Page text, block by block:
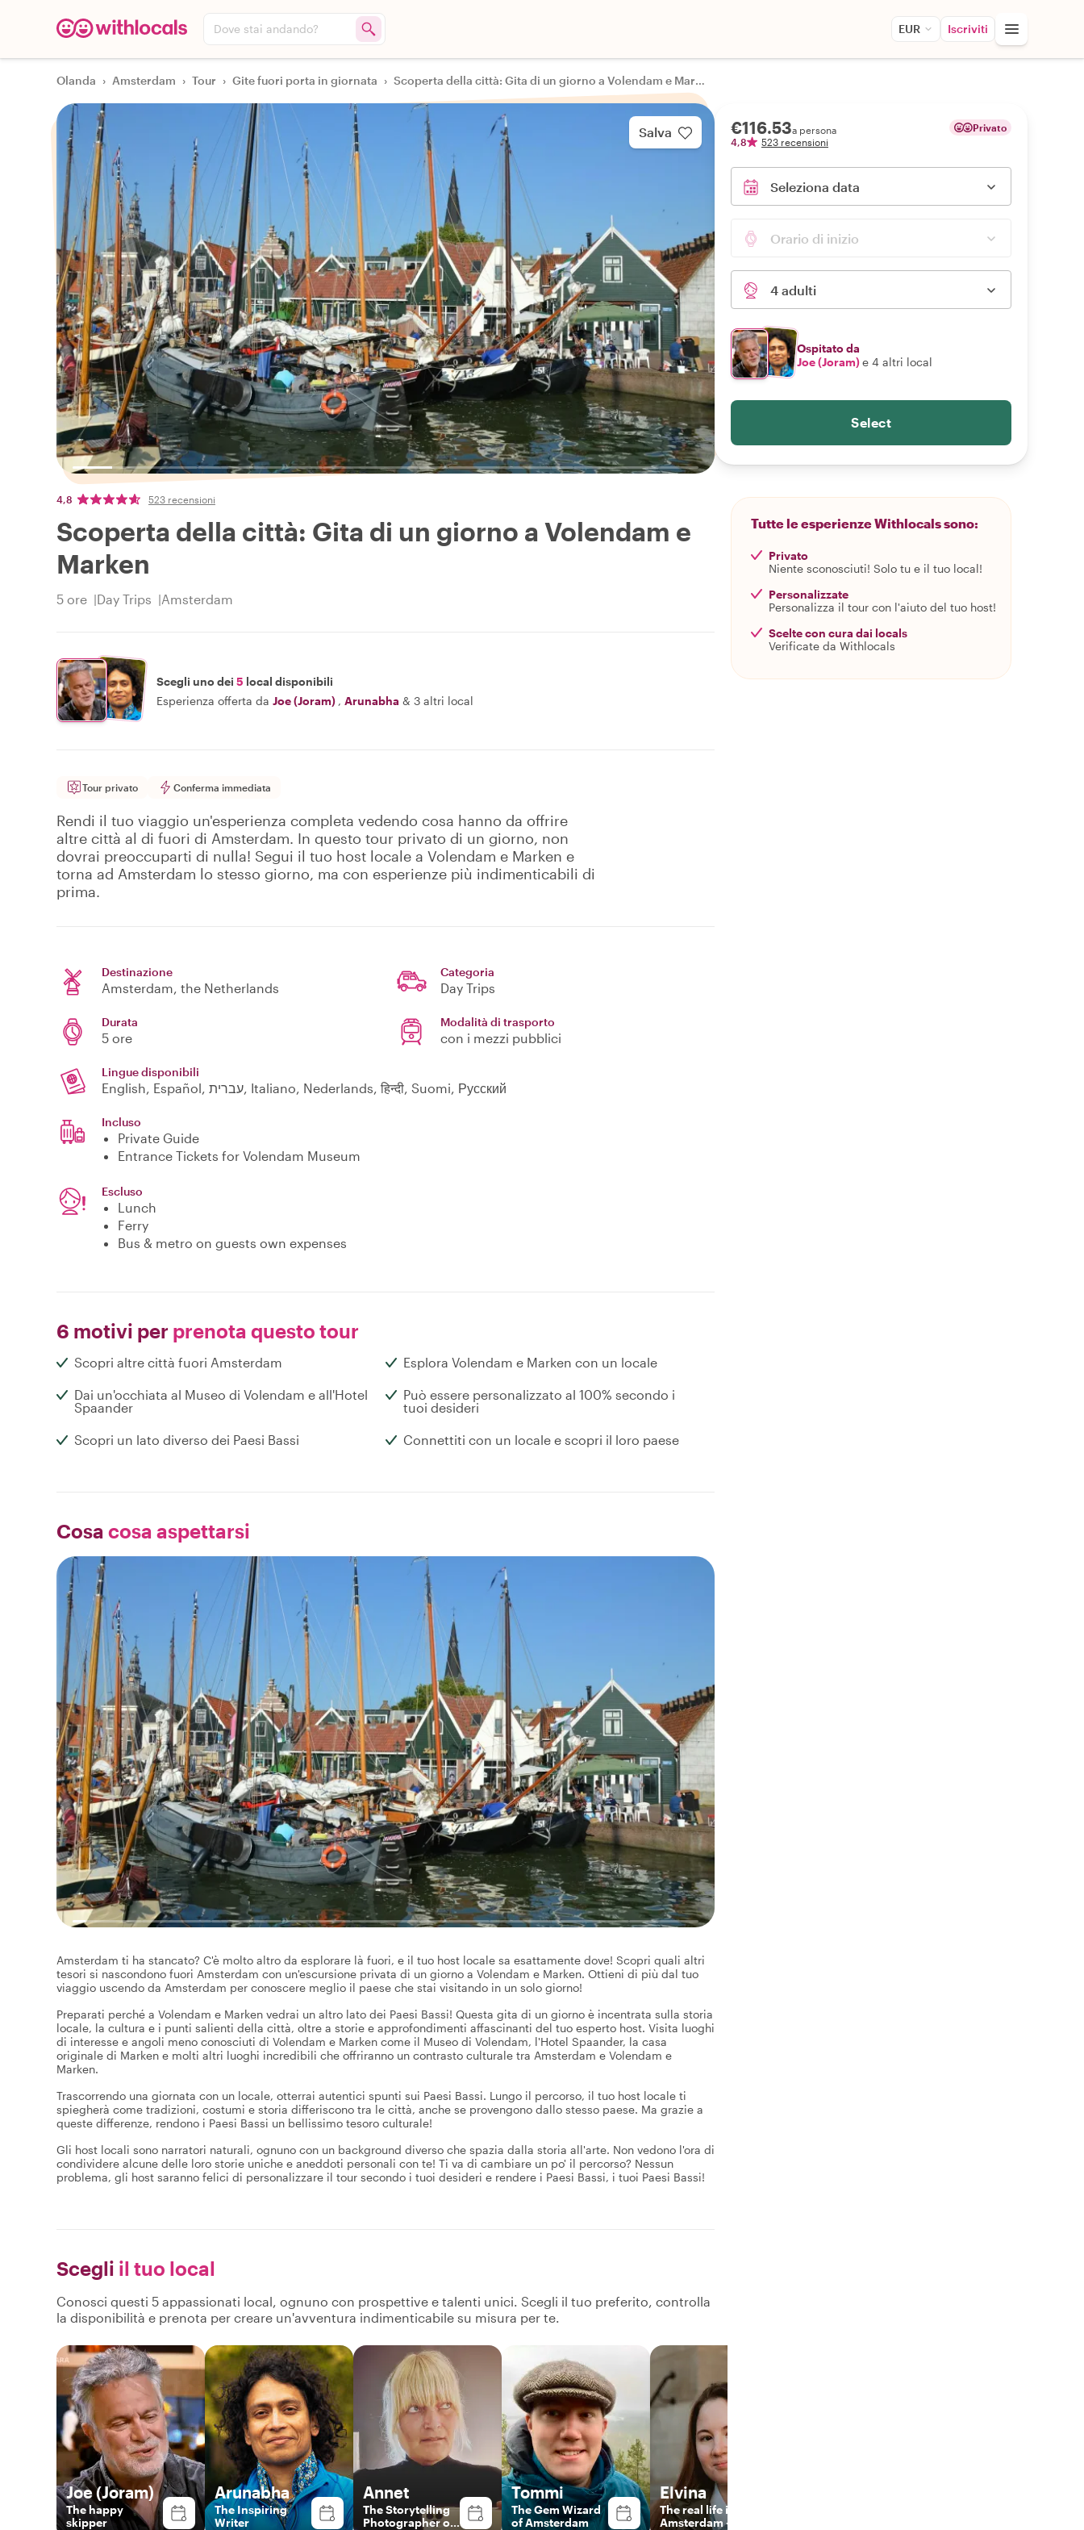
Dove stai andando? EUR Iscriviti
Olanda › Amsterdam › Tour › Gite fuori porta in giornata › Scoperta della città: Gita di un giorno a Volendam e Marken
Salva
4,8 523 recensioni
Scoperta della città: Gita di un giorno a Volendam e
Marken
5 ore Day Trips Amsterdam
Scegli uno dei 5 local disponibili
Esperienza offerta da Joe (Joram) , Arunabha & 3 altri local
Tour privato Conferma immediata
Rendi il tuo viaggio un'esperienza completa vedendo cosa hanno da offrire
altre città al di fuori di Amsterdam. In questo tour privato di un giorno, non
dovrai preoccuparti di nulla! Segui il tuo host locale a Volendam e Marken e
torna ad Amsterdam lo stesso giorno, ma con esperienze più indimenticabili di
prima.
Destinazione
Amsterdam, the Netherlands
Categoria
Day Trips
Durata
5 ore
Modalità di trasporto
con i mezzi pubblici
Lingue disponibili
English, Español, עברית, Italiano, Nederlands, हिन्दी, Suomi, Русский
Incluso
Private Guide
Entrance Tickets for Volendam Museum
Escluso
Lunch
Ferry
Bus & metro on guests own expenses
6 motivi per prenota questo tour
Scopri altre città fuori Amsterdam Esplora Volendam e Marken con un locale
Dai un'occhiata al Museo di Volendam e all'Hotel
Spaander
Può essere personalizzato al 100% secondo i
tuoi desideri
Scopri un lato diverso dei Paesi Bassi Connettiti con un locale e scopri il loro paese
Cosa cosa aspettarsi
Amsterdam ti ha stancato? C'è molto altro da esplorare là fuori, e il tuo host locale sa esattamente dove! Scopri quali altri
tesori si nascondono fuori Amsterdam con un'escursione privata di un giorno a Volendam e Marken. Ottieni di più dal tuo
viaggio uscendo da Amsterdam per conoscere meglio il paese che stai visitando in un solo giorno!
Preparati perché a Volendam e Marken vedrai un altro lato dei Paesi Bassi! Questa gita di un giorno è incentrata sulla storia
locale, la cultura e i punti salienti della città, oltre a storie e approfondimenti affascinanti del tuo esperto host. Visita luoghi
di interesse e angoli meno conosciuti di Volendam e Marken come il Museo di Volendam, l'Hotel Spaander, la casa
originale di Marken e molti altri luoghi incredibili che offriranno un contrasto culturale tra Amsterdam e Volendam e
Marken.
Trascorrendo una giornata con un locale, otterrai autentici spunti sui Paesi Bassi. Lungo il percorso, il tuo host locale ti
spiegherà come tradizioni, costumi e storia differiscono tra le città, anche se provengono dallo stesso paese. Ma grazie a
queste differenze, rendono i Paesi Bassi un bellissimo tesoro culturale!
Gli host locali sono narratori naturali, ognuno con un background diverso che spazia dalla storia all'arte. Non vedono l'ora di
condividere alcune delle loro storie uniche e aneddoti personali con te! Ti va di cambiare un po' il percorso? Nessun
problema, gli host saranno felici di personalizzare il tour secondo i tuoi desideri e rendere i Paesi Bassi, i tuoi Paesi Bassi!
Scegli il tuo local
Conosci questi 5 appassionati local, ognuno con prospettive e talenti unici. Scegli il tuo preferito, controlla
la disponibilità e prenota per creare un'avventura indimenticabile su misura per te.
Joe (Joram)
The happy
skipper
Arunabha
The Inspiring
Writer
Annet
The Storytelling
Photographer of
Tommi
The Gem Wizard
of Amsterdam
Elvina
The real life in
Amsterdam - no
€116.53a persona
4,8
523 recensioni
Privato
Seleziona data
Orario di inizio
4 adulti
Ospitato da
Joe (Joram)e 4 altri local
Select
Tutte le esperienze Withlocals sono:
Privato
Niente sconosciuti! Solo tu e il tuo local!
Personalizzate
Personalizza il tour con l'aiuto del tuo host!
Scelte con cura dai locals
Verificate da Withlocals